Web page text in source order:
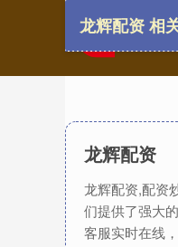
龙辉配资
龙辉配资,配资
们提供了强大
客服实时在线
龙辉配资 相